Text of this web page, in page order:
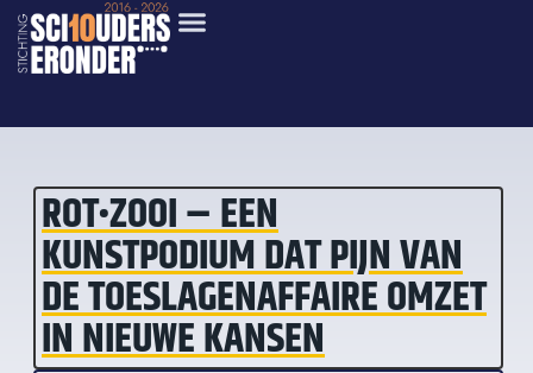
ROT•ZOOI – EEN
KUNSTPODIUM DAT PIJN VAN
DE TOESLAGENAFFAIRE OMZET
IN NIEUWE KANSEN